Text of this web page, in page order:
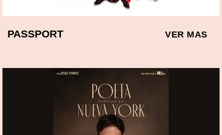
PASSPORT VER MAS